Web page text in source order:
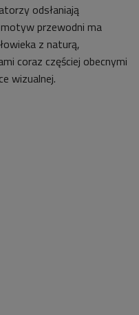
odsłaniają
przewodni ma
z naturą,
coraz częściej obecnymi
wizualnej.